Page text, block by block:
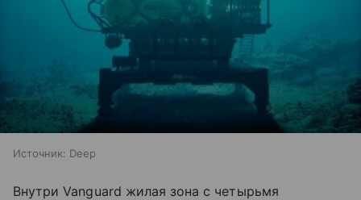
Источник: Deep
Внутри Vanguard жилая зона с четырьмя